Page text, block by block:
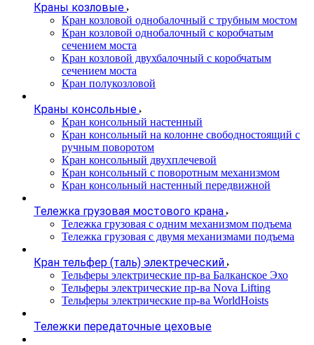
Краны козловые
Кран козловой однобалочный с трубным мостом
Кран козловой однобалочный с коробчатым
сечением моста
Кран козловой двухбалочный с коробчатым
сечением моста
Кран полукозловой
Краны консольные
Кран консольный настенный
Кран консольный на колонне свободностоящий с
ручным поворотом
Кран консольный двухплечевой
Кран консольный с поворотным механизмом
Кран консольный настенный передвижной
Тележка грузовая мостового крана
Тележка грузовая с одним механизмом подъема
Тележка грузовая с двумя механизмами подъема
Кран тельфер (таль) электреческий
Тельферы электрические пр-ва Балканское Эхо
Тельферы электрические пр-ва Nova Lifting
Тельферы электрические пр-ва WorldHoists
Тележки передаточные цеховые